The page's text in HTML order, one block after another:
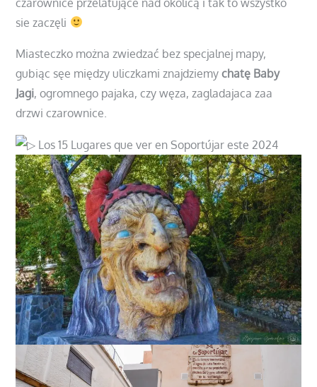
sie zaczęli
Miasteczko można zwiedzać bez specjalnej mapy,
gubiąc sęe między uliczkami znajdziemychatę Baby
Jagi, ogromnego pajaka, czy węza, zagladajaca zaa
drzwi czarownice.